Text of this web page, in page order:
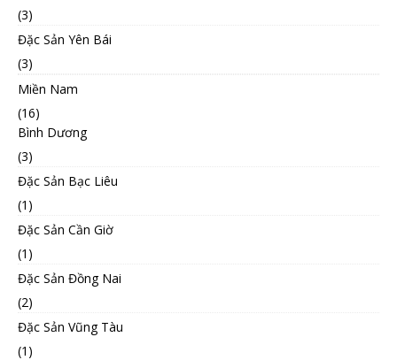
(3)
Đặc Sản Yên Bái
(3)
Miền Nam
(16)
Bình Dương
(3)
Đặc Sản Bạc Liêu
(1)
Đặc Sản Cần Giờ
(1)
Đặc Sản Đồng Nai
(2)
Đặc Sản Vũng Tàu
(1)